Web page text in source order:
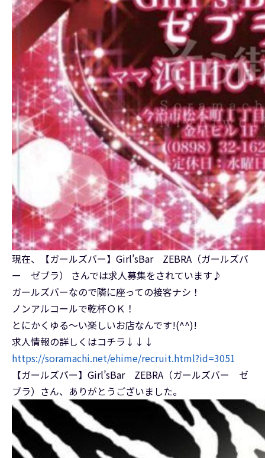
現在、【ガールズバー】Girl’sBar ZEBRA（ガールズバ
ー ゼブラ） さんでは求人募集をされています♪
ガールズバーなので隣に座っての接客ナシ！
ノンアルコールで乾杯ＯＫ！
とにかくゆる～い楽しいお店なんです!(^^)!
求人情報の詳しくはコチラ↓↓↓
https://soramachi.net/ehime/recruit.html?id=3051
【ガールズバー】Girl’sBar ZEBRA（ガールズバー ゼ
ブラ）さん、ありがとうございました。